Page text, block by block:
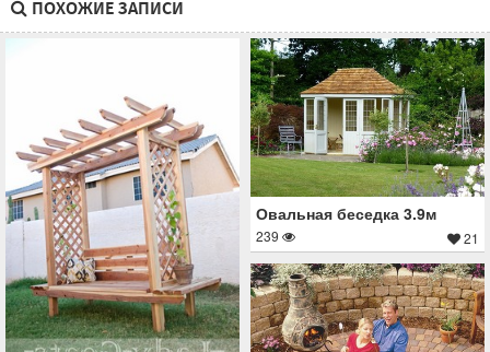
ПОХОЖИЕ ЗАПИСИ
Овальная беседка 3.9м
239 21